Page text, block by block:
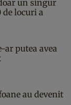
un singur
de locuri a
ar putea avea
au devenit